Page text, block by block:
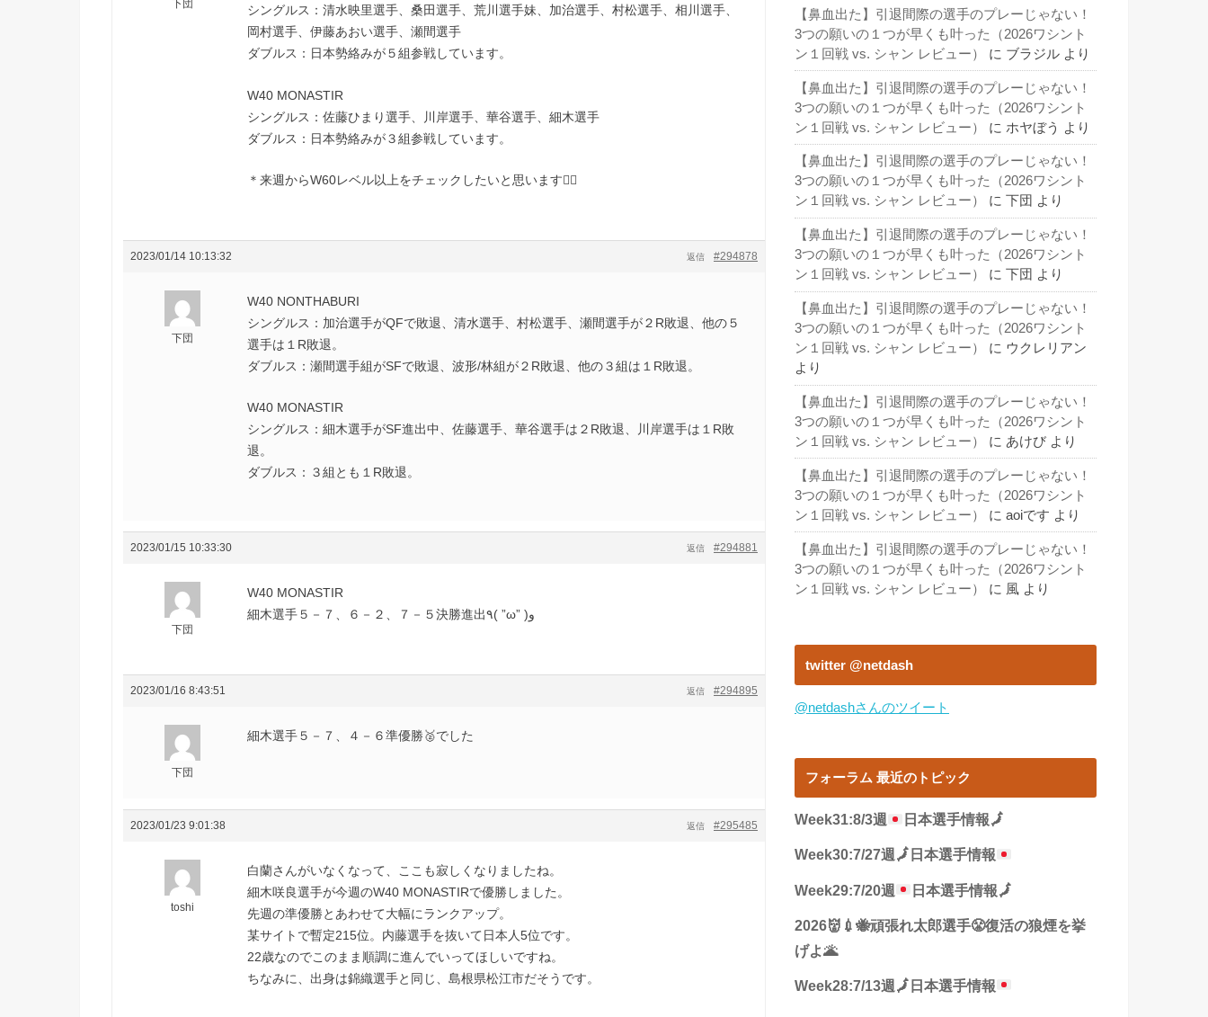
下団
シングルス：清水映里選手、桑田選手、荒川選手妹、加治選手、村松選手、相川選手、
岡村選手、伊藤あおい選手、瀬間選手
ダブルス：日本勢絡みが５組参戦しています。
W40 MONASTIR
シングルス：佐藤ひまり選手、川岸選手、華谷選手、細木選手
ダブルス：日本勢絡みが３組参戦しています。
＊来週からW60レベル以上をチェックしたいと思います🙇‍♂️
2023/01/14 10:13:32 #294878
返信
下団
W40 NONTHABURI
シングルス：加治選手がQFで敗退、清水選手、村松選手、瀬間選手が２R敗退、他の５
選手は１R敗退。
ダブルス：瀬間選手組がSFで敗退、波形/林組が２R敗退、他の３組は１R敗退。
W40 MONASTIR
シングルス：細木選手がSF進出中、佐藤選手、華谷選手は２R敗退、川岸選手は１R敗
退。
ダブルス：３組とも１R敗退。
2023/01/15 10:33:30 #294881
返信
下団
W40 MONASTIR
細木選手５－７、６－２、７－５決勝進出٩( ”ω” )و
2023/01/16 8:43:51 #294895
返信
下団
細木選手５－７、４－６準優勝🥈でした
2023/01/23 9:01:38 #295485
返信
toshi
白蘭さんがいなくなって、ここも寂しくなりましたね。
細木咲良選手が今週のW40 MONASTIRで優勝しました。
先週の準優勝とあわせて大幅にランクアップ。
某サイトで暫定215位。内藤選手を抜いて日本人5位です。
22歳なのでこのまま順調に進んでいってほしいですね。
ちなみに、出身は錦織選手と同じ、島根県松江市だそうです。
【鼻血出た】引退間際の選手のプレーじゃない！
3つの願いの１つが早くも叶った（2026ワシント
ン１回戦 vs. シャン レビュー）
に ブラジル より
【鼻血出た】引退間際の選手のプレーじゃない！
3つの願いの１つが早くも叶った（2026ワシント
ン１回戦 vs. シャン レビュー）
に ホヤぼう より
【鼻血出た】引退間際の選手のプレーじゃない！
3つの願いの１つが早くも叶った（2026ワシント
ン１回戦 vs. シャン レビュー）
に 下団 より
【鼻血出た】引退間際の選手のプレーじゃない！
3つの願いの１つが早くも叶った（2026ワシント
ン１回戦 vs. シャン レビュー）
に 下団 より
【鼻血出た】引退間際の選手のプレーじゃない！
3つの願いの１つが早くも叶った（2026ワシント
ン１回戦 vs. シャン レビュー）
に ウクレリアン
より
【鼻血出た】引退間際の選手のプレーじゃない！
3つの願いの１つが早くも叶った（2026ワシント
ン１回戦 vs. シャン レビュー）
に あけび より
【鼻血出た】引退間際の選手のプレーじゃない！
3つの願いの１つが早くも叶った（2026ワシント
ン１回戦 vs. シャン レビュー）
に aoiです より
【鼻血出た】引退間際の選手のプレーじゃない！
3つの願いの１つが早くも叶った（2026ワシント
ン１回戦 vs. シャン レビュー）
に 風 より
twitter @netdash
@netdashさんのツイート
フォーラム 最近のトピック
Week31:8/3週 日本選手情報🗾
Week30:7/27週🗾 日本選手情報
Week29:7/20週 日本選手情報🗾
2026👹💉🐝頑張れ太郎選手😤復活の狼煙を挙
げよ🌋
Week28:7/13週 🗾 日本選手情報